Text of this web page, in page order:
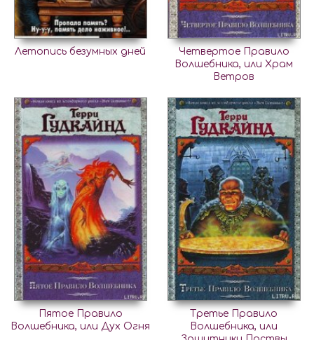
Летопись безумных дней
Четвертое Правило
Волшебника, или Храм
Ветров
Пятое Правило
Волшебника, или Дух Огня
Третье Правило
Волшебника, или